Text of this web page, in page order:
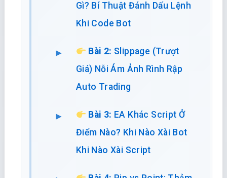
Gì? Bí Thuật Đánh Dấu Lệnh
Khi Code Bot
Bài 2: Slippage (Trượt
Giá) Nỗi Ám Ảnh Rình Rập
Auto Trading
Bài 3: EA Khác Script Ở
Điểm Nào? Khi Nào Xài Bot
Khi Nào Xài Script